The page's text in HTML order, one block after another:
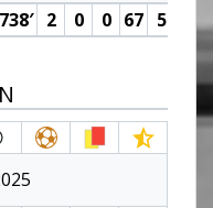
2 0 0 67 5